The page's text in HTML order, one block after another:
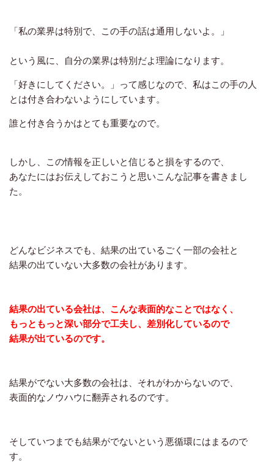
「私の業界は特別で、この手の話は通用しないよ。」
という風に、自分の業界は特別だよ理論になります。
「好きにしてください。」って感じなので、私はこの手の人
とは付き合わないようにしています。
誰と付き合うかはとても重要なので。
しかし、この情報を正しいと信じると損をするので、
あなたにはお伝えしておこうと思いこんな記事を書きまし
た。
どんなビジネスでも、結果の出ているごく一部の会社と
結果の出ていない大多数の会社があります。
結果の出ている会社は、こんな表面的なことではなく、
もっともっと深い部分で工夫し、差別化しているので
結果が出ているのです。
結果がでない大多数の会社は、それがわからないので、
表面的なノウハウに翻弄されるのです。
そしていつまでも結果がでないという悪循環にはまるので
す。